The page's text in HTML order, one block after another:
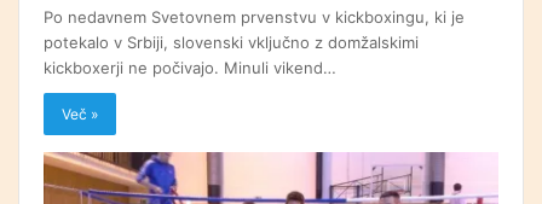
Po nedavnem Svetovnem prvenstvu v kickboxingu, ki je
potekalo v Srbiji, slovenski vključno z domžalskimi
kickboxerji ne počivajo. Minuli vikend…
Več »